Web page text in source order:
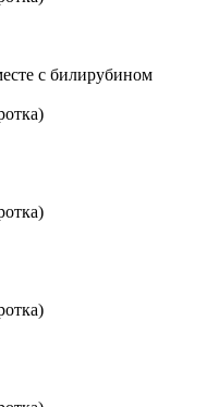
с билирубином